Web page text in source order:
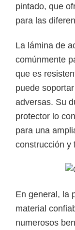
pintado, que
para las
La lámina de
comúnmente
que es
puede
adversas. Su
protector lo
para una
construcción y
En general, la
material
numerosos